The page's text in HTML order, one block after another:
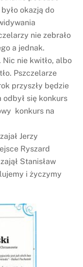
okazją do
nie zebrało
a jednak.
nie kwitło, albo
Pszczelarze
przyszły będzie
odbył się konkurs
konkurs na
Jerzy
Ryszard
Stanisław
i życzymy